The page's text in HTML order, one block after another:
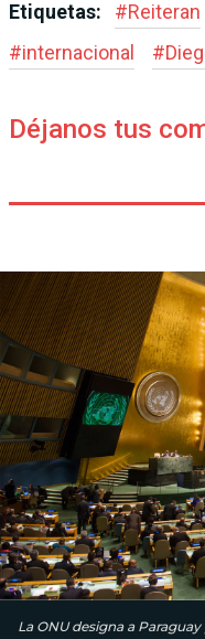
Etiquetas: #Reiteran
#internacional #
Déjanos tus
La ONU designa a